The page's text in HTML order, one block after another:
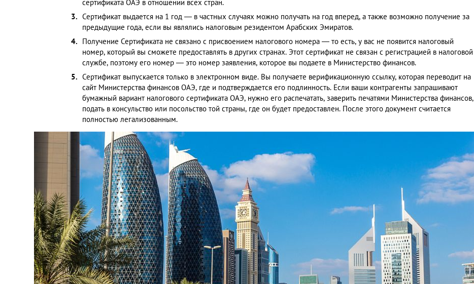
сертификата ОАЭ в отношении всех стран.
Сертификат выдается на 1 год — в частных случаях можно получать на год вперед, а также возможно получение за
предыдущие года, если вы являлись налоговым резидентом Арабских Эмиратов.
Получение Сертификата не связано с присвоением налогового номера — то есть, у вас не появится налоговый
номер, который вы сможете предоставлять в других странах. Этот сертификат не связан с регистрацией в налоговой
службе, поэтому его номер — это номер заявления, которое вы подаете в Министерство финансов.
Сертификат выпускается только в электронном виде. Вы получаете верификационную ссылку, которая переводит на
сайт Министерства финансов ОАЭ, где и подтверждается его подлинность. Если ваши контрагенты запрашивают
бумажный вариант налогового сертификата ОАЭ, нужно его распечатать, заверить печатями Министерства финансов,
подать в консульство или посольство той страны, где он будет предоставлен. После этого документ считается
полностью легализованным.